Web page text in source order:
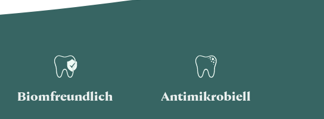
Biomfreundlich Antimikrobiell